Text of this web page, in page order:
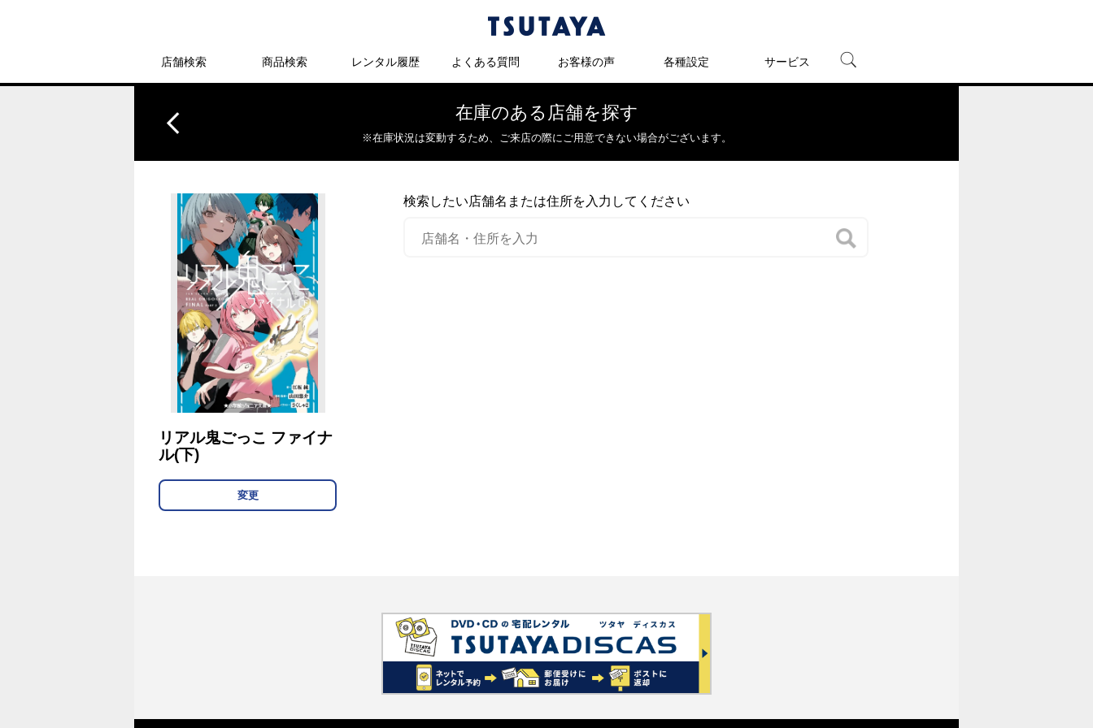
店舗検索 商品検索 レンタル履歴 よくある質問 お客様の声 各種設定 サービス
在庫のある店舗を探す
※在庫状況は変動するため、 ご来店の際にご用意できない場合がございます。
リアル鬼ごっこ ファイナ
ル(下)
変更
検索したい店舗名または住所を入力してください